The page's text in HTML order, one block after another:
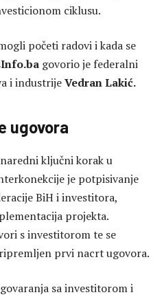
ciklusu.
početi radovi i kada se
govorio je federalni
i industrijeVedran Lakić.
ugovora
ključni korak u
je potpisivanje
BiH i investitora,
projekta.
s investitorom te se
prvi nacrt ugovora.
sa investitorom i